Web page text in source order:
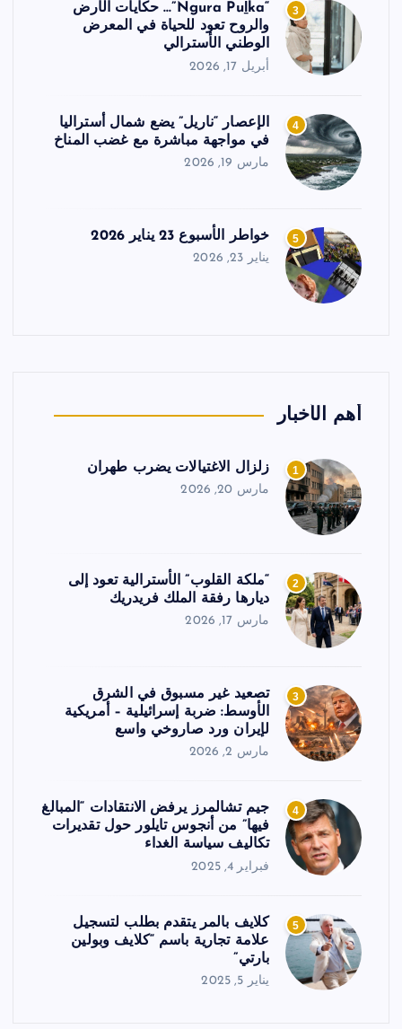
3
“Ngura Puḻka”… حكايات الأرض
والروح تعود للحياة في المعرض
الوطني الأسترالي
أبريل 17, 2026
4
الإعصار “ناريل” يضع شمال أستراليا
في مواجهة مباشرة مع غضب المناخ
مارس 19, 2026
5 خواطر الأسبوع 23 يناير 2026
يناير 23, 2026
أهم الأخبار
1 زلزال الاغتيالات يضرب طهران
مارس 20, 2026
2
“ملكة القلوب” الأسترالية تعود إلى
ديارها رفقة الملك فريدريك
مارس 17, 2026
3
تصعيد غير مسبوق في الشرق
الأوسط: ضربة إسرائيلية – أمريكية
لإيران ورد صاروخي واسع
مارس 2, 2026
4
جيم تشالمرز يرفض الانتقادات “المبالغ
فيها” من أنجوس تايلور حول تقديرات
تكاليف سياسة الغداء
فبراير 4, 2025
5
كلايف بالمر يتقدم بطلب لتسجيل
علامة تجارية باسم “كلايف وبولين
بارتي”
يناير 5, 2025